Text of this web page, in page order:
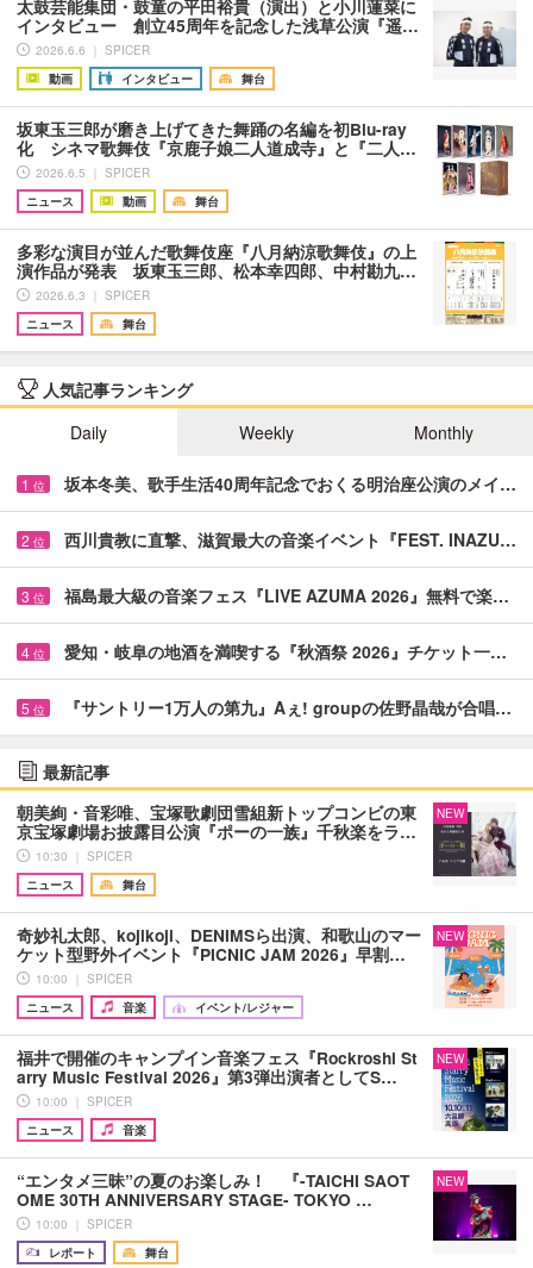
太鼓芸能集団・鼓童の平田裕貴（演出）と小川蓮菜に
インタビュー 創立45周年を記念した浅草公演『遥…
2026.6.6 ｜ SPICER
動画
インタビュー 舞台
坂東玉三郎が磨き上げてきた舞踊の名編を初Blu-ray
化 シネマ歌舞伎『京鹿子娘二人道成寺』と『二人…
2026.6.5 ｜ SPICER
ニュース
動画 舞台
多彩な演目が並んだ歌舞伎座『八月納涼歌舞伎』の上
演作品が発表 坂東玉三郎、松本幸四郎、中村勘九…
2026.6.3 ｜ SPICER
ニュース
舞台
人気記事ランキング
Daily
Weekly Monthly
1 位 坂本冬美、歌手生活40周年記念でおくる明治座公演のメイ…
2 位 西川貴教に直撃、滋賀最大の音楽イベント『FEST. INAZU…
3 位 福島最大級の音楽フェス『LIVE AZUMA 2026』無料で楽…
4 位 愛知・岐阜の地酒を満喫する『秋酒祭 2026』チケット一…
5 位 『サントリー1万人の第九』Aぇ! groupの佐野晶哉が合唱…
最新記事
朝美絢・音彩唯、宝塚歌劇団雪組新トップコンビの東
京宝塚劇場お披露目公演『ポーの一族』千秋楽をラ…
10:30 ｜ SPICER
ニュース
舞台
NEW
奇妙礼太郎、kojikoji、DENIMSら出演、和歌山のマー
ケット型野外イベント『PICNIC JAM 2026』早割…
10:00 ｜ SPICER
ニュース
音楽 イベント/レジャー
NEW
福井で開催のキャンプイン音楽フェス『Rockroshi St
arry Music Festival 2026』第3弾出演者としてS…
10:00 ｜ SPICER
ニュース
音楽
NEW
“エンタメ三昧”の夏のお楽しみ！ 『-TAICHI SAOT
OME 30TH ANNIVERSARY STAGE- TOKYO …
10:00 ｜ SPICER
レポート
舞台
NEW